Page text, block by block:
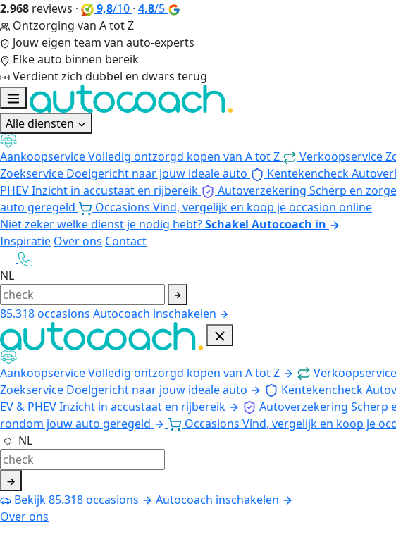
2.968 reviews · 9,8/10 · 4,8/5
Ontzorging van A tot Z
Jouw eigen team van auto-experts
Elke auto binnen bereik
Verdient zich dubbel en dwars terug
Alle diensten
AankoopserviceVolledig ontzorgd kopen van A tot Z Verkoopservice
Zoekservice Doelgericht naar jouw ideale auto Kentekencheck
PHEVInzicht in accustaat en rijbereik Autoverzekering Scherp en
auto geregeld
Occasions Vind, vergelijk en koop je occasion online
Niet zeker welke dienst je nodig hebt?Schakel Autocoach in
Inspiratie Over ons Contact
NL
85.318occasions Autocoach inschakelen
AankoopserviceVolledig ontzorgd kopen van A tot Z Verkoopservice
Zoekservice Doelgericht naar jouw ideale auto Kentekencheck
EV & PHEVInzicht in accustaat en rijbereik Autoverzekering Scherp
rondom jouw auto geregeld
Occasions Vind, vergelijk en koop je
NL
Bekijk85.318occasions
Autocoach inschakelen
Over ons